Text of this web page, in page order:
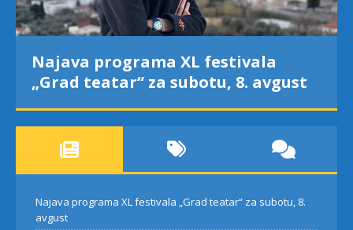
Najava programa XL festivala
„Grad teatar“ za subotu, 8. avgust
Najava programa XL festivala „Grad teatar“ za subotu, 8.
avgust